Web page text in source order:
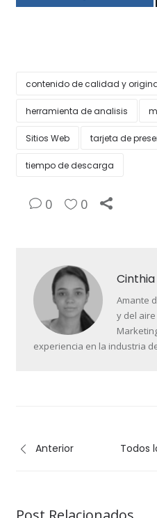
contenido de calidad y
herramienta de analisis
Sitios Web tarjeta de
tiempo de descarga
0 0
Amante
y del
experiencia en la industria
Anterior Todos